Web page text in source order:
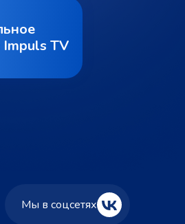
TV
Мы в соцсетях